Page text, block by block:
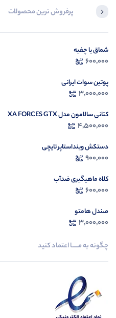
پرفروش ترین محصولات
شماق یا چفیه
600,000
پوتین سوات ایرانی
3,000,000
کتانی سالامون مدل XA FORCES GTX
4,500,000
دستکش وینداستاپر تایچی
900,000
کلاه ماهیگیری ضدآب
600,000
صندل هامتو
3,000,000
چگونه به مــــــا اعتماد کنید